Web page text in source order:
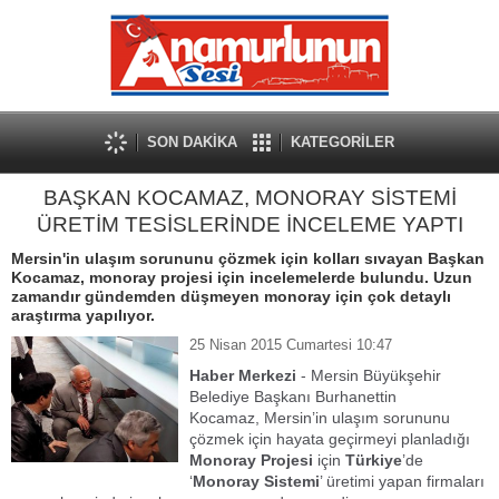
SON DAKİKA KATEGORİLER
BAŞKAN KOCAMAZ, MONORAY SİSTEMİ
ÜRETİM TESİSLERİNDE İNCELEME YAPTI
Mersin'in ulaşım sorununu çözmek için kolları sıvayan Başkan
Kocamaz, monoray projesi için incelemelerde bulundu. Uzun
zamandır gündemden düşmeyen monoray için çok detaylı
araştırma yapılıyor.
25 Nisan 2015 Cumartesi 10:47
Haber Merkezi - Mersin Büyükşehir
Belediye Başkanı Burhanettin
Kocamaz, Mersin’in ulaşım sorununu
çözmek için hayata geçirmeyi planladığı
Monoray Projesi için Türkiye’de
‘Monoray Sistemi’ üretimi yapan firmaları